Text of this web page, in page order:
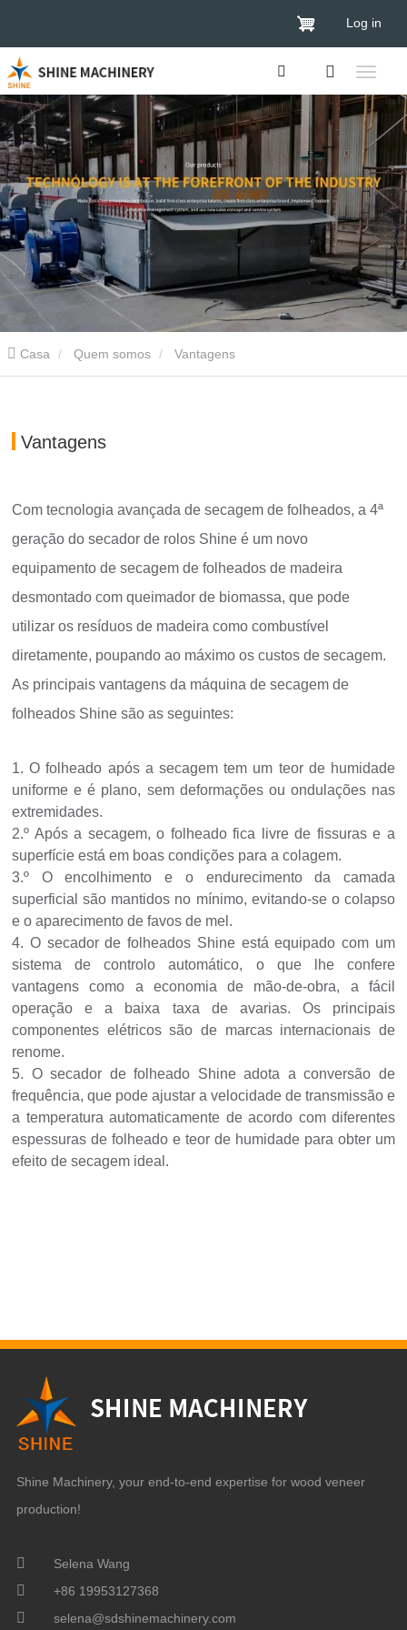
Log in
Casa Quem somos Vantagens
Vantagens
Com tecnologia avançada de secagem de folheados, a 4ª
geração do secador de rolos Shine é um novo
equipamento de secagem de folheados de madeira
desmontado com queimador de biomassa, que pode
utilizar os resíduos de madeira como combustível
diretamente, poupando ao máximo os custos de secagem.
As principais vantagens da máquina de secagem de
folheados Shine são as seguintes:
1. O folheado após a secagem tem um teor de humidade
uniforme e é plano, sem deformações ou ondulações nas
extremidades.
2.º Após a secagem, o folheado fica livre de fissuras e a
superfície está em boas condições para a colagem.
3.º O encolhimento e o endurecimento da camada
superficial são mantidos no mínimo, evitando-se o colapso
e o aparecimento de favos de mel.
4. O secador de folheados Shine está equipado com um
sistema de controlo automático, o que lhe confere
vantagens como a economia de mão-de-obra, a fácil
operação e a baixa taxa de avarias. Os principais
componentes elétricos são de marcas internacionais de
renome.
5. O secador de folheado Shine adota a conversão de
frequência, que pode ajustar a velocidade de transmissão e
a temperatura automaticamente de acordo com diferentes
espessuras de folheado e teor de humidade para obter um
efeito de secagem ideal.
Shine Machinery, your end-to-end expertise for wood veneer
production!
Selena Wang
+86 19953127368
selena@sdshinemachinery.com